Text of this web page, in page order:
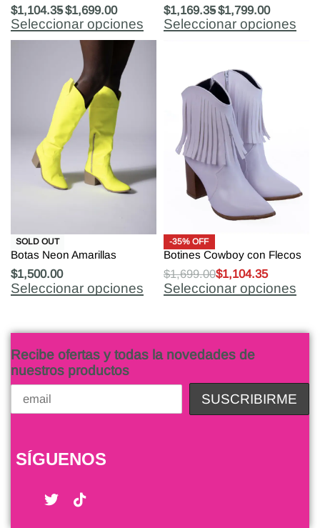
$1,104.35$1,699.00
Seleccionar opciones
$1,169.35$1,799.00
Seleccionar opciones
SOLD OUT
Botas Neon Amarillas
$1,500.00
Seleccionar opciones
-35% OFF
Botines Cowboy con Flecos
$1,699.00$1,104.35
Seleccionar opciones
Recibe ofertas y todas la novedades de
nuestros productos
SÍGUENOS